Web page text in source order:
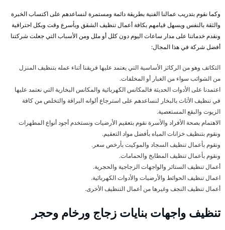
وكما نقوم بتدريب عمالنا الفنية بطريقة دائمة ومستمرة لنساعدهم على اكتساب الخبرة
والثقة بالنفس ويسهل قيامهم بكافة أعمال تنظيف الشقق وبأسرع وقت وبكل احترافية
ونقدم خدماتنا على مدار ساعات اليوم دون كلل أو ملل ومن الأسباب التي جعلت شركتنا
أفضل شركة في هذا المجال:
التكاتف وهو من الركائز الأساسية التي يعتمد عليها فريقنا أثناء عمله بتنظيف المنزل
من الشوائب سواء من الغبار أو المخلفات.
اعتمدنا على الأدوات الحديثة فالمكانس الكهربائية والمكانس البخارية التي نعتمد عليها
في تنظيف الأثاث بالبخار لنساعدهم على استرجاع ألوانه البراقة والتخلص من كافة
الزيوت والبقع المستعصية.
الاهتمام بصحة الأفراد والأسرة نقوم بتعقيم الأرضيات ونستخدم أجود أنواع المطهرات
ونقوم بتنظيف خزانات المياه بأفضل مواد التعقيم.
ونقوم بأعمال تنظيف السجاد والموكيت بأرخص سعر.
ونقوم بأعمال تنظيف المطابخ والحمامات.
أعمال تنظيف الستائر والواجهات الزجاجية والحجرية.
اعمال تنظيف الحوائط والأرضيات والأدوات الكهربائية.
أعمال تنظيف النجف وغيرها من أعمال التنظيف الأخرى.
تنظيف واجهات بنايات زجاج ورخام وحجر